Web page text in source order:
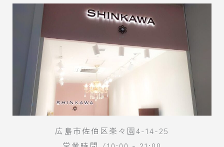
広島市佐伯区楽々園4-14-25